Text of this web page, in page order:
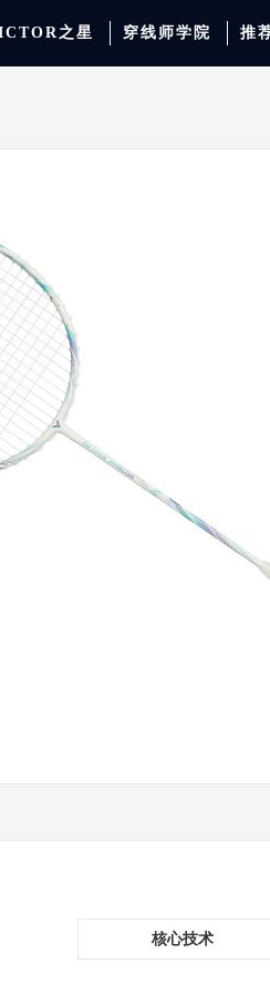
之星 穿线师学院 推
核心技术